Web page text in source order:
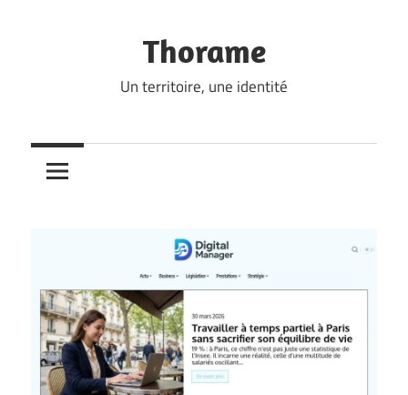
Thorame
Un territoire, une identité